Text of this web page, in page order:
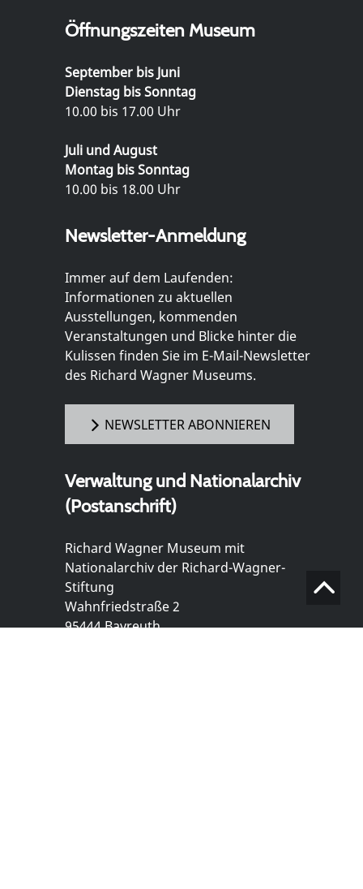
Öffnungszeiten Museum
September bis Juni
Dienstag bis Sonntag
10.00 bis 17.00 Uhr
Juli und August
Montag bis Sonntag
10.00 bis 18.00 Uhr
Newsletter-Anmeldung
Immer auf dem Laufenden:
Informationen zu aktuellen
Ausstellungen, kommenden
Veranstaltungen und Blicke hinter die
Kulissen finden Sie im E-Mail-Newsletter
des Richard Wagner Museums.
NEWSLETTER ABONNIEREN
Verwaltung und Nationalarchiv
(Postanschrift)
Richard Wagner Museum mit
Nationalarchiv der Richard-Wagner-
Stiftung
Wahnfriedstraße 2
95444 Bayreuth